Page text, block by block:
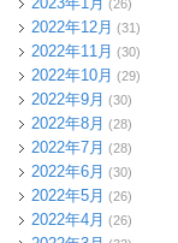
(26)
2022年12月 (31)
2022年11月 (30)
2022年10月 (29)
2022年9月 (30)
2022年8月 (28)
2022年7月 (28)
2022年6月 (30)
2022年5月 (26)
2022年4月 (26)